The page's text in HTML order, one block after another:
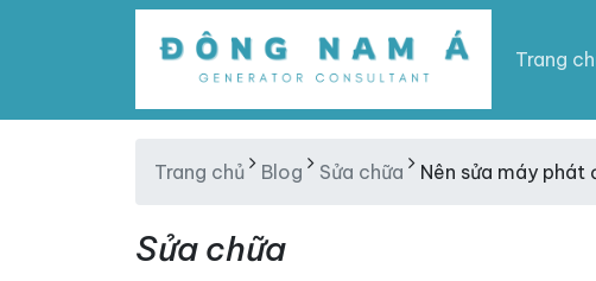
Trang
Trang chủ Blog Sửa chữa Nên sửa máy phát
Sửa chữa